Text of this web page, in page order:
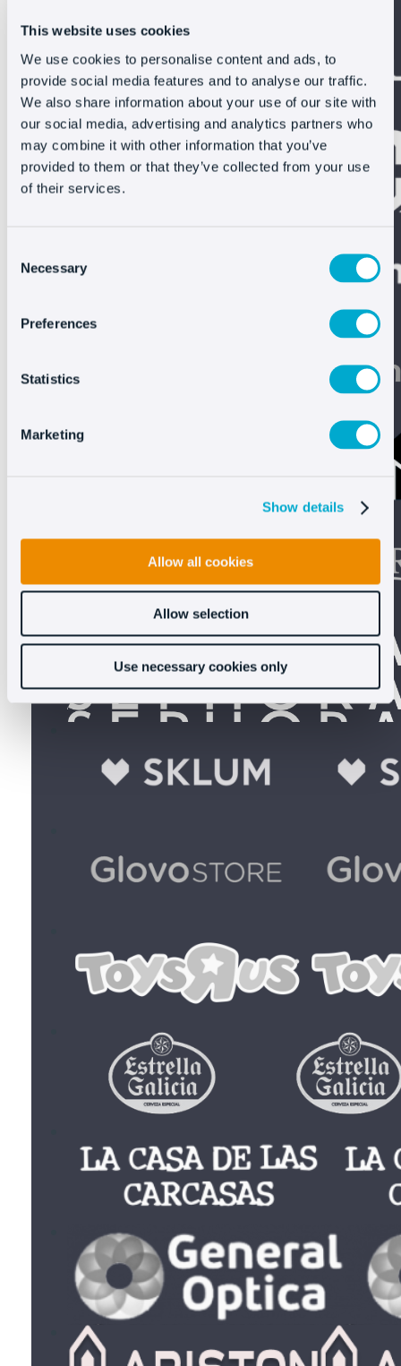
This website uses cookies
We use cookies to personalise content and ads, to
provide social media features and to analyse our traffic.
We also share information about your use of our site with
our social media, advertising and analytics partners who
may combine it with other information that you’ve
provided to them or that they’ve collected from your use
of their services.
Selection
Necessary
Preferences
Statistics
Marketing
Show details
Allow all cookies
Allow selection
Use necessary cookies only